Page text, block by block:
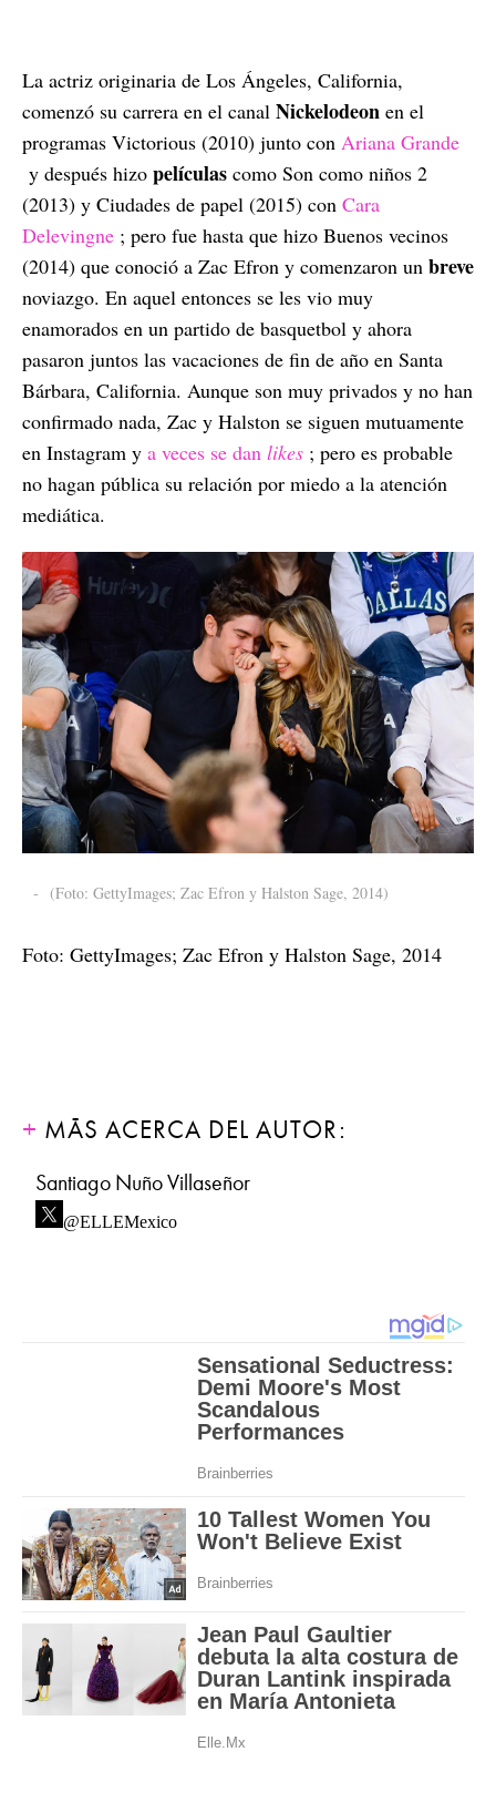
La actriz originaria de Los Ángeles, California,
comenzó su carrera en el canal Nickelodeon en el
programas Victorious (2010) junto con Ariana Grande
y después hizo películas como Son como niños 2
(2013) y Ciudades de papel (2015) con Cara
Delevingne ; pero fue hasta que hizo Buenos vecinos
(2014) que conoció a Zac Efron y comenzaron un breve
noviazgo. En aquel entonces se les vio muy
enamorados en un partido de basquetbol y ahora
pasaron juntos las vacaciones de fin de año en Santa
Bárbara, California. Aunque son muy privados y no han
confirmado nada, Zac y Halston se siguen mutuamente
en Instagram y a veces se dan likes ; pero es probable
no hagan pública su relación por miedo a la atención
mediática.
- (Foto: GettyImages; Zac Efron y Halston Sage, 2014)
Foto: GettyImages; Zac Efron y Halston Sage, 2014
MÁS ACERCA DEL AUTOR:
Santiago Nuño Villaseñor
@ELLEMexico